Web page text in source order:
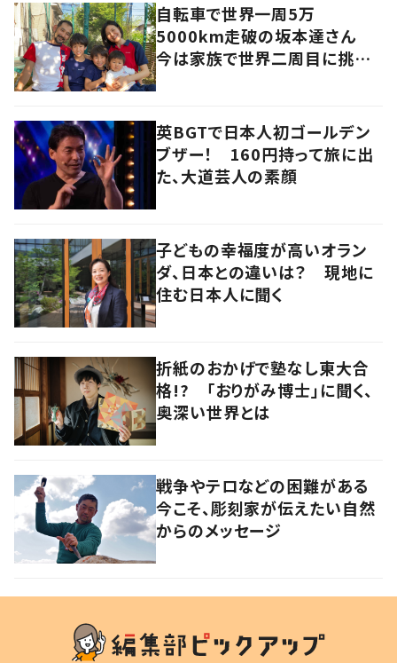
自転車で世界一周5万
5000km走破の坂本達さん
今は家族で世界二周目に挑戦
英BGTで日本人初ゴールデン
ブザー！ 160円持って旅に出
た、大道芸人の素顔
子どもの幸福度が高いオラン
ダ、日本との違いは？ 現地に
住む日本人に聞く
折紙のおかげで塾なし東大合
格!? 「おりがみ博士」に聞く、
奥深い世界とは
戦争やテロなどの困難がある
今こそ、彫刻家が伝えたい自然
からのメッセージ